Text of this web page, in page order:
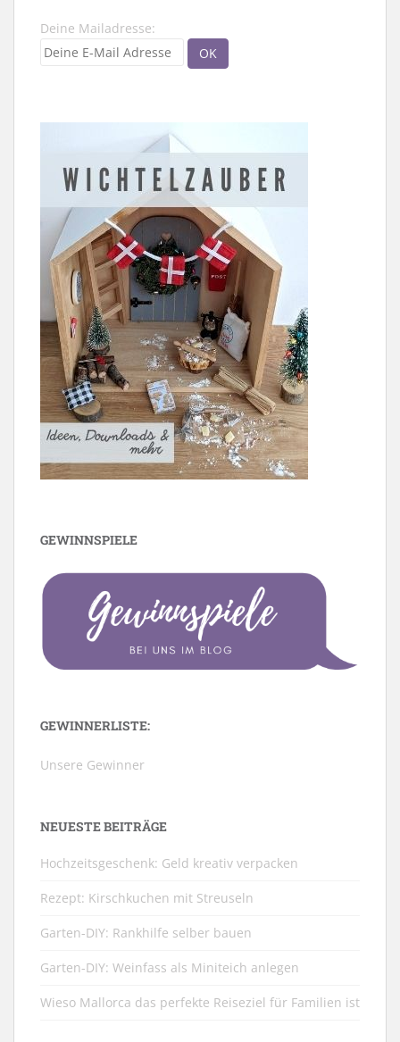
Deine Mailadresse:
GEWINNSPIELE
GEWINNERLISTE:
Unsere Gewinner
NEUESTE BEITRÄGE
Hochzeitsgeschenk: Geld kreativ verpacken
Rezept: Kirschkuchen mit Streuseln
Garten-DIY: Rankhilfe selber bauen
Garten-DIY: Weinfass als Miniteich anlegen
Wieso Mallorca das perfekte Reiseziel für Familien ist